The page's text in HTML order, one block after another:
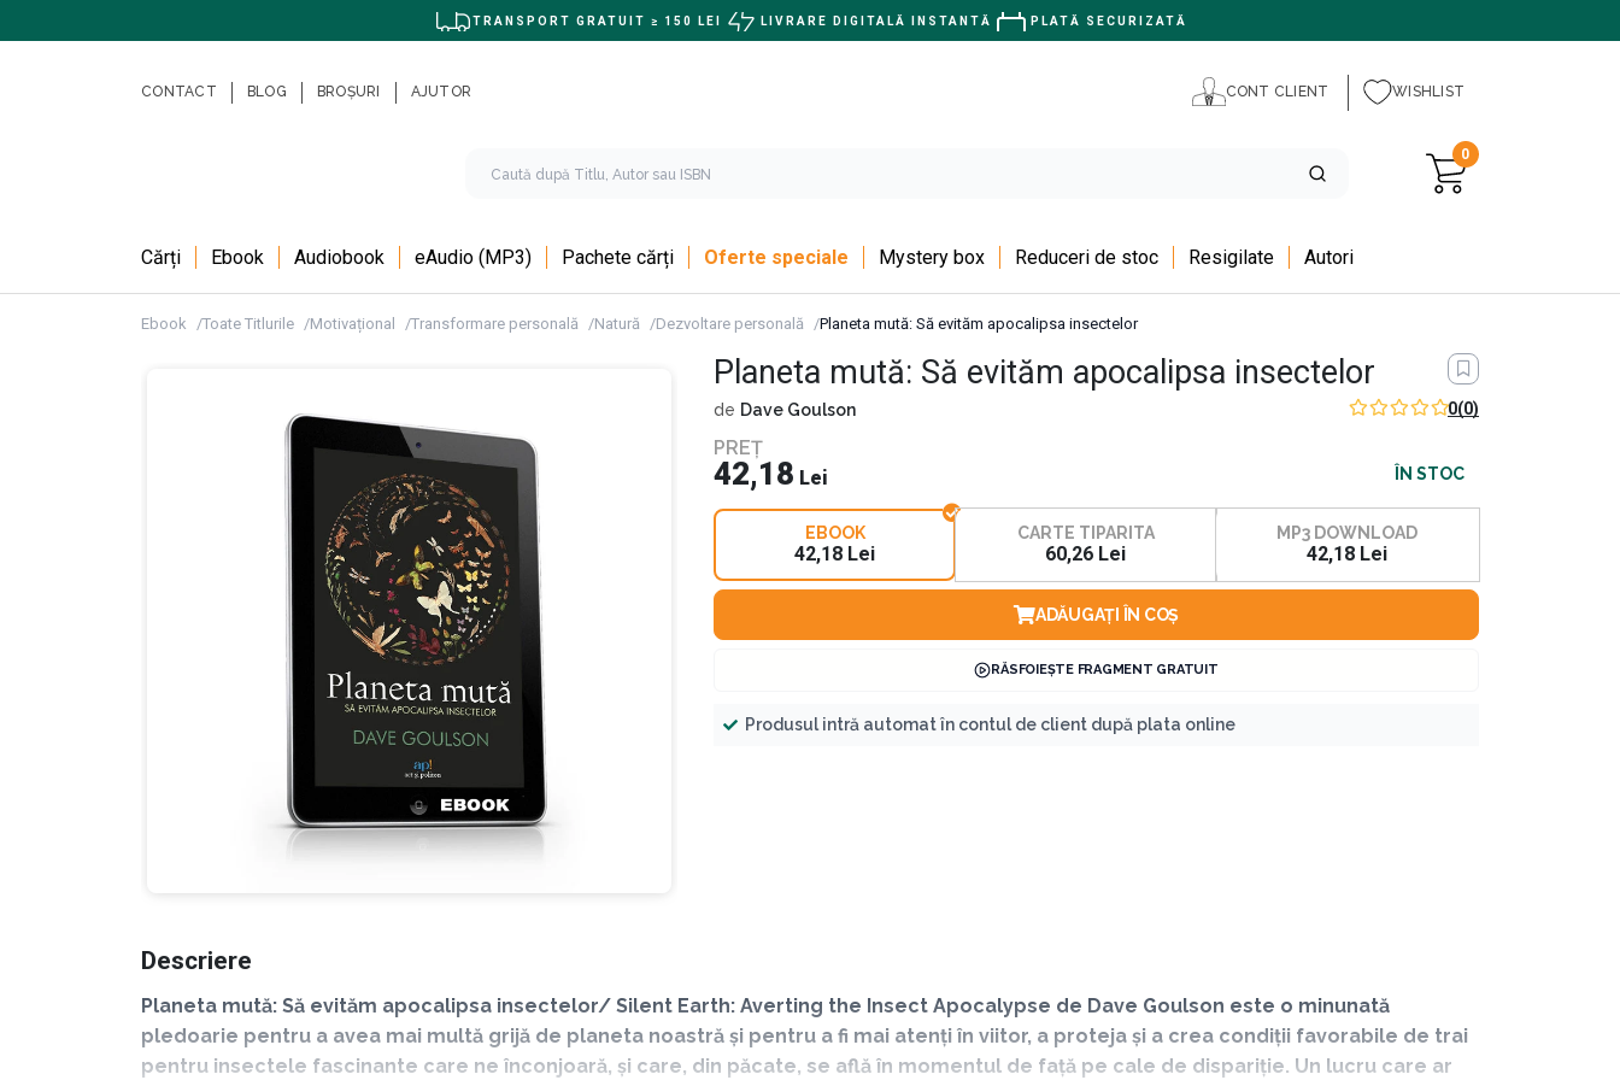
TRANSPORT GRATUIT ≥ 150 LEI LIVRARE DIGITALĂ INSTANTĂ PLATĂ SECURIZATĂ
CONTACT BLOG BROȘURI AJUTOR CONT CLIENT WISHLIST
0
Cărți Ebook Audiobook eAudio (MP3) Pachete cărți Oferte speciale Mystery box Reduceri de stoc Resigilate Autori
Ebook Toate Titlurile Motivațional Transformare personală Natură Dezvoltare personală Planeta mută: Să evităm apocalipsa insectelor
Planeta mută: Să evităm apocalipsa insectelor
de Dave Goulson 0(0)
PREȚ
42,18 Lei ÎN STOC
EBOOK
42,18 Lei
CARTE TIPARITA
60,26 Lei
MP3 DOWNLOAD
42,18 Lei
ADĂUGAȚI ÎN COȘ
RĂSFOIEȘTE FRAGMENT GRATUIT
Produsul intră automat în contul de client după plata online
Descriere
Planeta mută: Să evităm apocalipsa insectelor/ Silent Earth: Averting the Insect Apocalypse de Dave Goulson este o minunată
pledoarie pentru a avea mai multă grijă de planeta noastră și pentru a fi mai atenți în viitor, a proteja și a crea condiții favorabile de trai
pentru insectele fascinante care ne înconjoară, și care, din păcate, se află în momentul de față pe cale de dispariție. Un lucru care ar